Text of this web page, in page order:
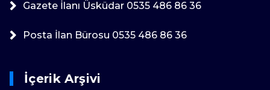
Gazete İlanı Üsküdar 0535 486 86 36
Posta İlan Bürosu 0535 486 86 36
İçerik Arşivi